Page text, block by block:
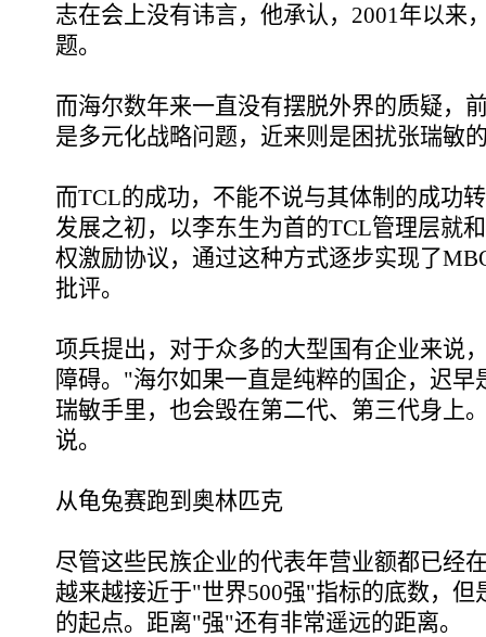
志在会上没有讳言，他承认，2001年以来
题。
而海尔数年来一直没有摆脱外界的质疑，
是多元化战略问题，近来则是困扰张瑞敏
而TCL的成功，不能不说与其体制的成功
发展之初，以李东生为首的TCL管理层就
权激励协议，通过这种方式逐步实现了
批评。
项兵提出，对于众多的大型国有企业来说
障碍。"海尔如果一直是纯粹的国企，迟
瑞敏手里，也会毁在第二代、第三代身上
说。
从龟兔赛跑到奥林匹克
尽管这些民族企业的代表年营业额都已经
越来越接近于"世界500强"指标的底数，
的起点。距离"强"还有非常遥远的距离。